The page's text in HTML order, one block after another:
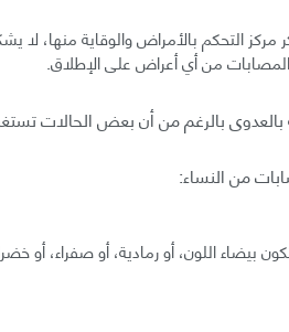
من النساء:
بيضاء اللون، أو رمادية، أو صفراء، أو